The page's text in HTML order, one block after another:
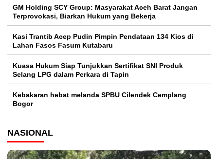
GM Holding SCY Group: Masyarakat Aceh Barat Jangan
Terprovokasi, Biarkan Hukum yang Bekerja
Kasi Trantib Acep Pudin Pimpin Pendataan 134 Kios di
Lahan Fasos Fasum Kutabaru
Kuasa Hukum Siap Tunjukkan Sertifikat SNI Produk
Selang LPG dalam Perkara di Tapin
Kebakaran hebat melanda SPBU Cilendek Cemplang
Bogor
NASIONAL